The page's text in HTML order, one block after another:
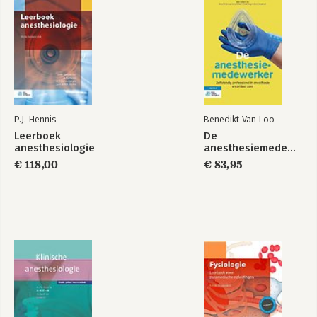
P.J. Hennis
Leerboek
anesthesiologie
€ 118,00
Benedikt Van Loo
De
anesthesiemedewerker
€ 83,95